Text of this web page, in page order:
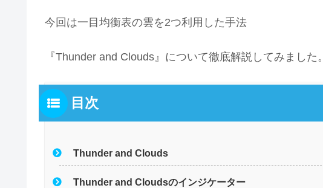
今回は一目均衡表の雲を2つ利用した手法
『Thunder and Clouds』について徹底解説してみました。
目次
Thunder and Clouds
Thunder and Cloudsのインジケーター